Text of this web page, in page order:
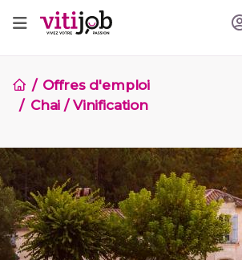
Offres d'emploi
Chai / Vinification